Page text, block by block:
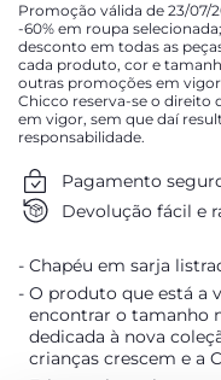
Promoção válida de 23/07/
-60% em roupa
desconto em todas as
cada produto, cor e
outras promoções em
Chicco reserva-se o direito
em vigor, sem que daí
responsabilidade.
Pagamento
Devolução fácil e
Chapéu em sarja
O produto que está a
encontrar o tamanho
dedicada à nova
crianças crescem e a